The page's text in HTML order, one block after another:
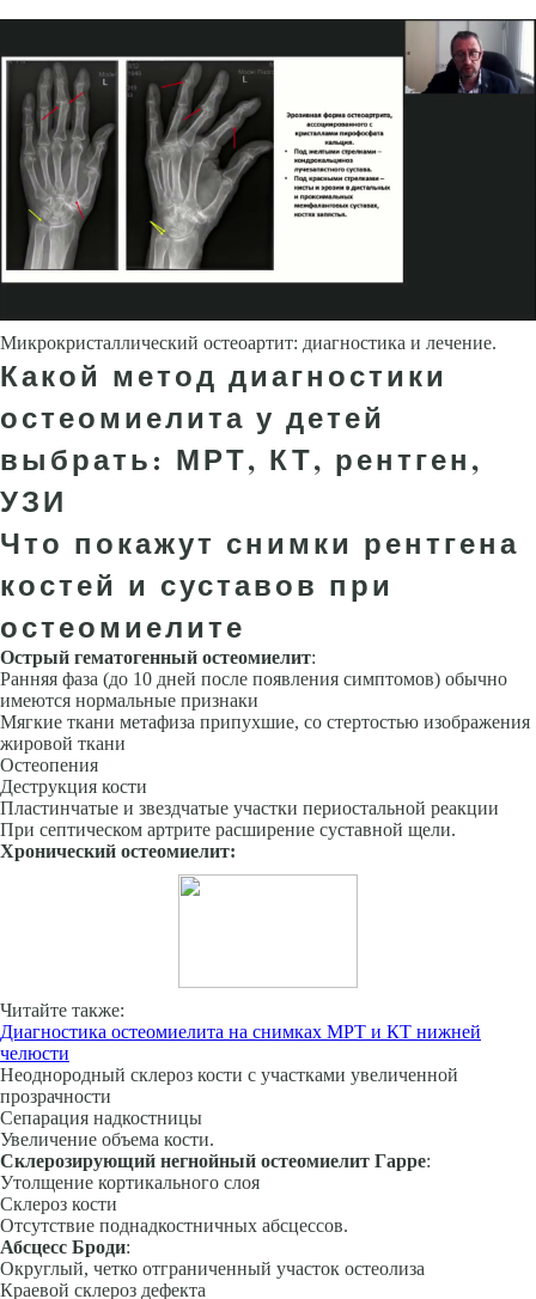
Микрокристаллический остеоартит: диагностика и лечение.
Какой метод диагностики
остеомиелита у детей
выбрать: МРТ, КТ, рентген,
УЗИ
Что покажут снимки рентгена
костей и суставов при
остеомиелите
Острый гематогенный остеомиелит:
Ранняя фаза (до 10 дней после по­явления симптомов) обычно
имеются нормальные признаки
Мягкие ткани метафиза припухшие, со стертостью изображения
жировой ткани
Остеопения
Деструкция кости
Пластинчатые и звездчатые участки периостальной реакции
При септическом артрите расширение суставной щели.
Хронический остеомиелит:
Читайте также:
Диагностика остеомиелита на снимках МРТ и КТ нижней
челюсти
Неоднородный склероз кости с участками увеличенной
прозрачности
Сепарация надкостницы
Увеличение объ­ема кости.
Склерозирующий негнойный остеомиелит Гaрре:
Утолщение кортикаль­ного слоя
Склероз кости
Отсутствие поднадкостничных абсцессов.
Абсцесс Броди:
Округлый, четко отграниченный участок остеолиза
Кра­евой склероз дефекта